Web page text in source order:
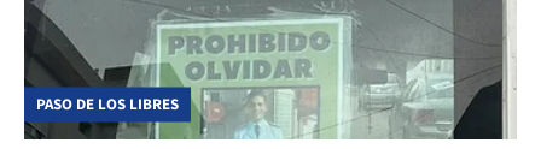
PASO DE LOS LIBRES